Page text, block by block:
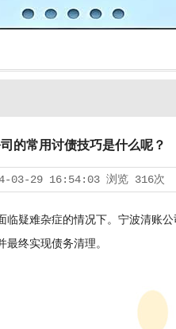
的常用讨债技巧是什么呢？
03-29 16:54:03 浏览 316次
难杂症的情况下。宁波清账公
终实现债务清理。